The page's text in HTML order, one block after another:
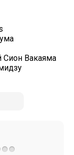
Сион Вакаяма